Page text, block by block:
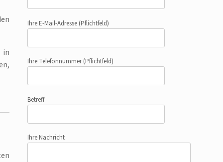
in
Ihre E-Mail-Adresse (Pflichtfeld)
Ihre Telefonnummer(Pflichtfeld)
Betreff
Ihre Nachricht